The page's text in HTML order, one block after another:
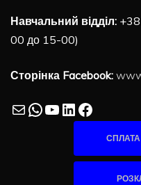
Навчальний відділ:
00 до 15-00)
Сторінка Facebook:
MailWhatsApp
YouTube
LinkedIn
Facebook